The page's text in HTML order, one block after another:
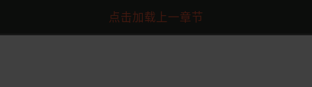
点击加载上一章节